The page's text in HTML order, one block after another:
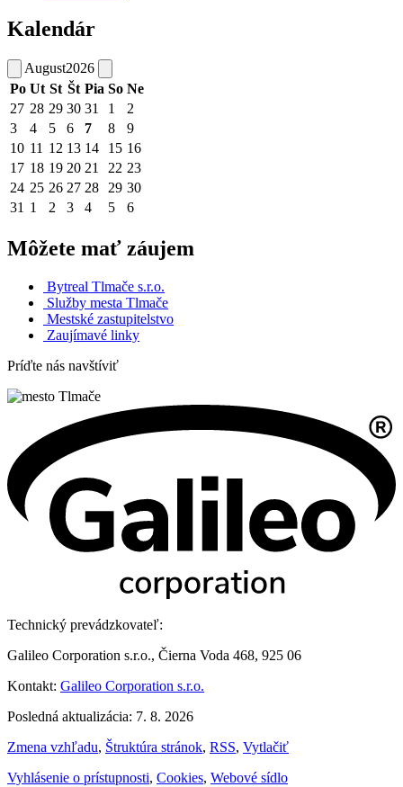
Kalendár
August2026
Po Ut St Št Pia So Ne
27 28 29 30 31 1
2
3
4 5 6 7 8
9
10 11 12 13 14 15 16
17 18 19 20 21 22 23
24 25 26 27 28 29 30
31 1 2 3 4 5 6
Môžete mať záujem
Bytreal Tlmače s.r.o.
Služby mesta Tlmače
Mestské zastupitelstvo
Zaujímavé linky
Príďte nás navštíviť
Technický prevádzkovateľ:
Galileo Corporation s.r.o., Čierna Voda 468, 925 06
Kontakt: Galileo Corporation s.r.o.
Posledná aktualizácia: 7. 8. 2026
Zmena vzhľadu, Štruktúra stránok, RSS, Vytlačiť
Vyhlásenie o prístupnosti, Cookies, Webové sídlo